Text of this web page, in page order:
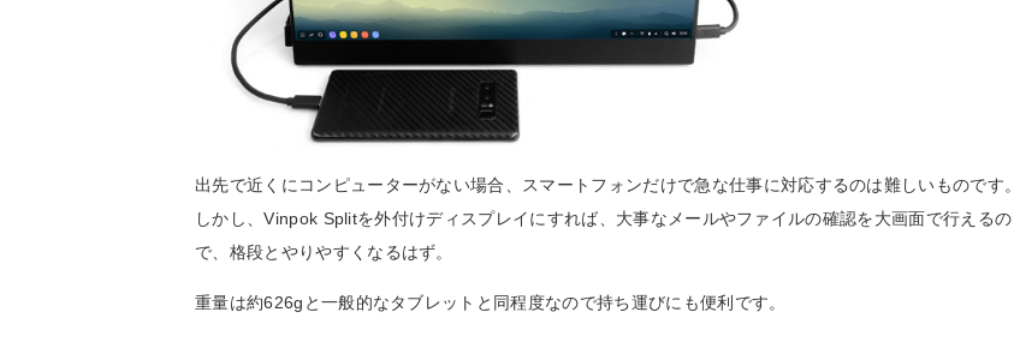
出先で近くにコンピューターがない場合、スマートフォンだけで急な仕事に対応するのは難しいものです。
しかし、Vinpok Splitを外付けディスプレイにすれば、大事なメールやファイルの確認を大画面で行えるの
で、格段とやりやすくなるはず。
重量は約626gと一般的なタブレットと同程度なので持ち運びにも便利です。